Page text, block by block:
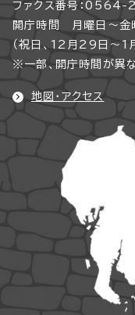
ファクス番号：
開庁時間 月曜日～
（祝日、12月29日～1
※一部、開庁時間が異な
地図・アクセス